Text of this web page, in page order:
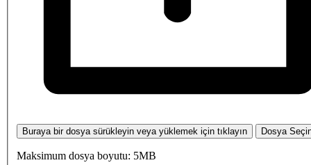
Buraya bir dosya sürükleyin veya yüklemek için tıklayın Dosya
Maksimum dosya boyutu: 5MB